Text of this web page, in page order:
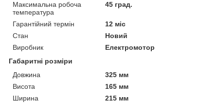
Максимальна робоча
температура
45 град.
Гарантійний термін
12 міс
Стан
Новий
Виробник
Електромотор
Габаритні розміри
Довжина
325 мм
Висота
165 мм
Ширина
215 мм